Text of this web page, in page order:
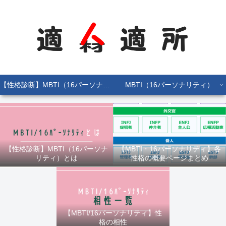
【性格診断】MBTI（16パーソナリティ）とは MBTI（16パーソナリティ）
【性格診断】MBTI（16パーソナ
リティ）とは
【MBTI・16パーソナリティ】各
性格の概要ページまとめ
【MBTI/16パーソナリティ】性
格の相性